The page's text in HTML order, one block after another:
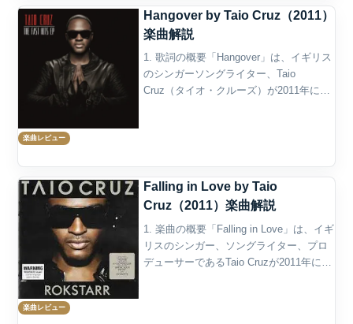
楽曲レビュー
Hangover by Taio Cruz（2011）
楽曲解説
1. 歌詞の概要「Hangover」は、イギリス
のシンガーソングライター、Taio
Cruz（タイオ・クルーズ）が2011年に発
楽曲レビュー
Falling in Love by Taio
Cruz（2011）楽曲解説
1. 楽曲の概要「Falling in Love」は、イギ
リスのシンガー、ソングライター、プロ
デューサーであるTaio Cruzが2011年に発